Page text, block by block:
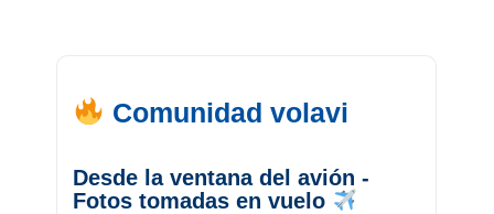
Comunidad volavi
Desde la ventana del avión -
Fotos tomadas en vuelo